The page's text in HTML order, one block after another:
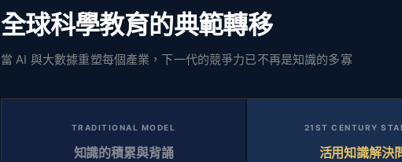
全球科學教育的典範轉移
當 AI 與大數據重塑每個產業，下一代的競爭力已不再是知識的多寡
TRADITIONAL MODEL
知識的積累與背誦
21ST CENTURY
活用知識解決